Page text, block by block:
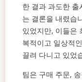
한 결과 과도한
는 결론을 내렸습
있었지만, 이들은
복적이고 일상적
끌려 다니고 있었
팀은 구매 주문,